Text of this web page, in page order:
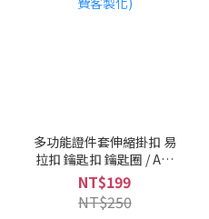
多功能證件套伸縮掛扣 易
拉扣 鑰匙扣 鑰匙圈 / A款
(免費客製化)
NT$199
NT$250